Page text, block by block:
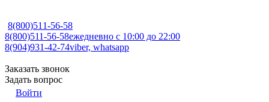
8(800)511-56-58
8(800)511-56-58ежедневно с 10:00 до 22:00
8(904)931-42-74viber, whatsapp
Заказать звонок
Задать вопрос
Войти